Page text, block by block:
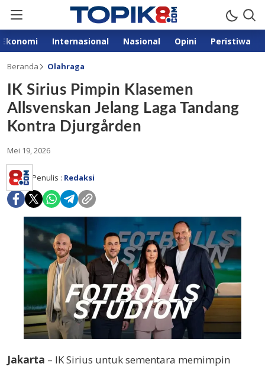
Ekonomi Internasional Nasional Opini Peristiwa
Beranda Olahraga
IK Sirius Pimpin Klasemen
Allsvenskan Jelang Laga Tandang
Kontra Djurgården
Mei 19, 2026
Penulis : Redaksi
Jakarta – IK Sirius untuk sementara memimpin